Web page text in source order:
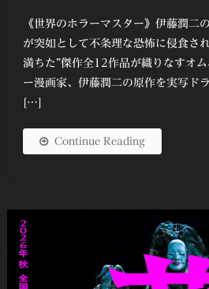
《世界のホラーマスター》伊藤潤二
が突如として不条理な恐怖に侵食さ
満ちた”傑作全12作品が織りなすオ
ー漫画家、伊藤潤二の原作を実写ド
[…]
Continue Reading